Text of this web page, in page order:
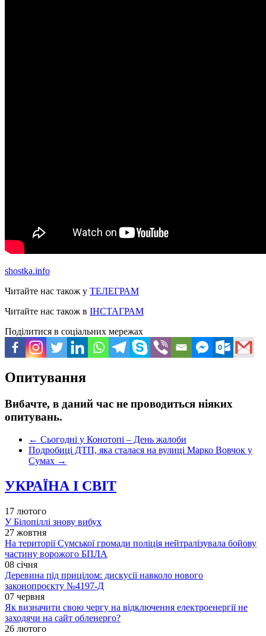
shostka.info
Читайте нас також у ТЕЛЕГРАМ
Читайте нас також в ІНСТАГРАМ
Поділитися в соціальних мережах
Опитування
Вибачте, в даний час не проводиться ніяких
опитувань.
← Сьогодні у Конотопі – День жалоби
Подробиці ДТП, яка сталася на вулиці Марко Вовчок у
Сумах →
УКРАЇНА І СВІТ
17 лютого
У Білопіллі знову вибух
27 жовтня
На території Сумської громади поліція нейтралізувала бойову
частину ворожого БПЛА
08 січня
Деревина під прицілом: дискусії навколо нового
законопроєкту №4197-Д
07 червня
Як визначити свою чергу на відключення електроенергії не
заходячи на сайт обленерго?
26 лютого